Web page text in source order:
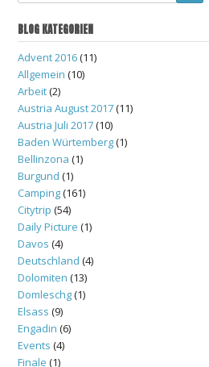
BLOG KATEGORIEN
Advent 2016(11)
Allgemein (10)
Arbeit(2)
Austria August 2017(11)
Austria Juli 2017(10)
Baden Würtemberg(1)
Bellinzona (1)
Burgund (1)
Camping(161)
Citytrip (54)
Daily Picture (1)
Davos (4)
Deutschland (4)
Dolomiten (13)
Domleschg(1)
Elsass (9)
Engadin (6)
Events (4)
Finale (1)